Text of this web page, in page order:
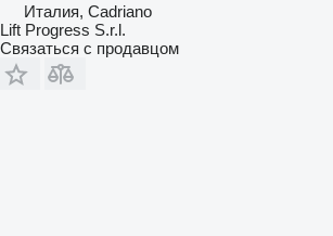
Италия, Cadriano
Lift Progress S.r.l.
Связаться с продавцом